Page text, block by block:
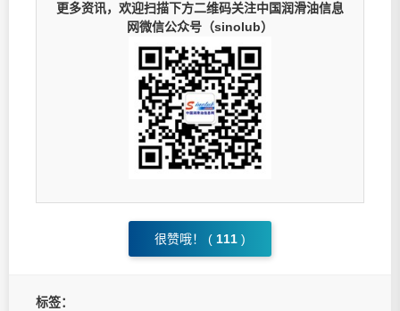
更多资讯，欢迎扫描下方二维码关注中国润滑油信息
网微信公众号（sinolub）
很赞哦！ ( 111 )
标签：